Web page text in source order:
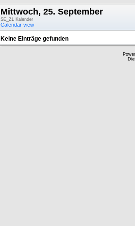
Mittwoch, 25. September
SE_ZL Kalender
Calendar view
Keine Einträge gefunden